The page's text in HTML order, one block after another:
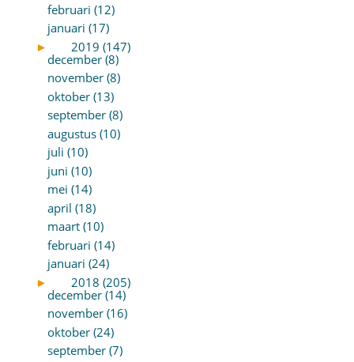
februari (12)
januari (17)
►
2019 (147)
december (8)
november (8)
oktober (13)
september (8)
augustus (10)
juli (10)
juni (10)
mei (14)
april (18)
maart (10)
februari (14)
januari (24)
►
2018 (205)
december (14)
november (16)
oktober (24)
september (7)